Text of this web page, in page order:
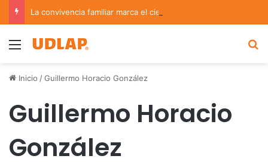
Menu
Inicio /Guillermo Horacio González
Guillermo Horacio
González